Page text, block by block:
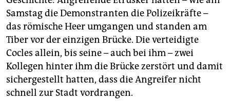
Samstag die Demonstranten die Polizeikräfte –
das römische Heer umgangen und standen am
Tiber vor der einzigen Brücke. Die verteidigte
Cocles allein, bis seine – auch bei ihm – zwei
Kollegen hinter ihm die Brücke zerstört und damit
sichergestellt hatten, dass die Angreifer nicht
schnell zur Stadt vordrangen.